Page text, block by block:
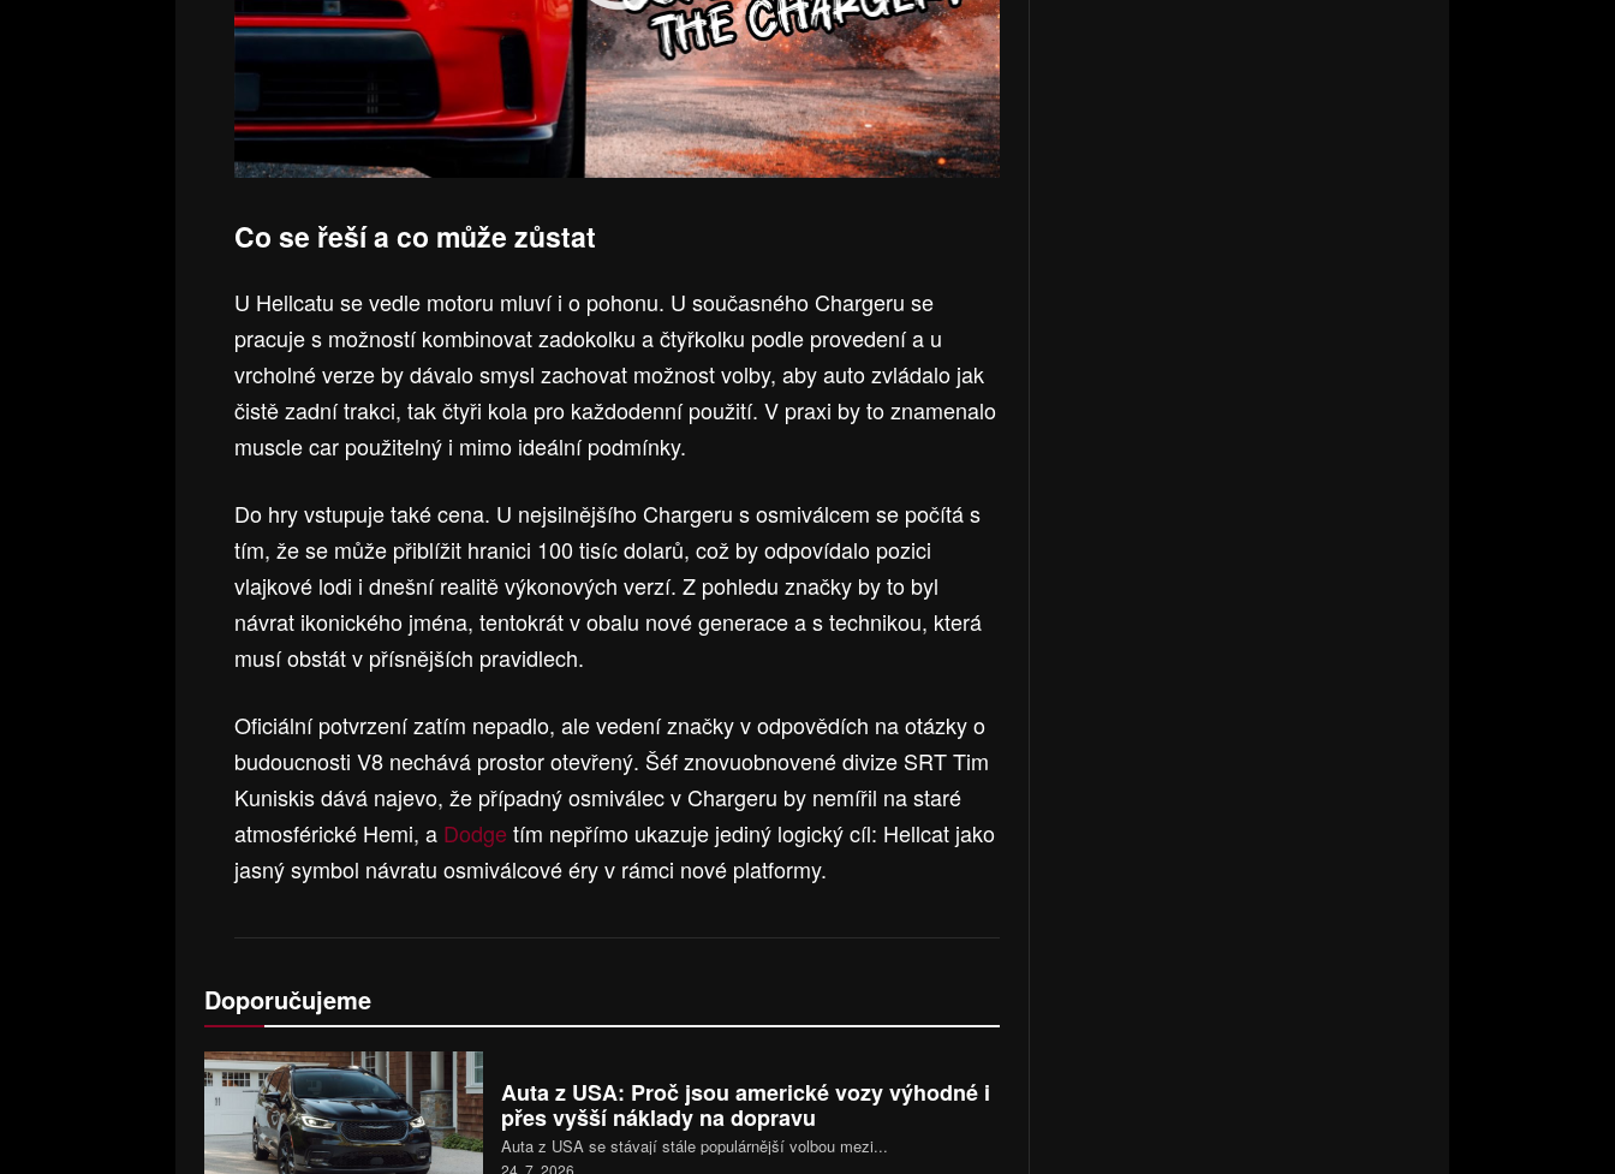
Co se řeší a co může zůstat
U Hellcatu se vedle motoru mluví i o pohonu. U současného Chargeru se
pracuje s možností kombinovat zadokolku a čtyřkolku podle provedení a u
vrcholné verze by dávalo smysl zachovat možnost volby, aby auto zvládalo jak
čistě zadní trakci, tak čtyři kola pro každodenní použití. V praxi by to znamenalo
muscle car použitelný i mimo ideální podmínky.
Do hry vstupuje také cena. U nejsilnějšího Chargeru s osmiválcem se počítá s
tím, že se může přiblížit hranici 100 tisíc dolarů, což by odpovídalo pozici
vlajkové lodi i dnešní realitě výkonových verzí. Z pohledu značky by to byl
návrat ikonického jména, tentokrát v obalu nové generace a s technikou, která
musí obstát v přísnějších pravidlech.
Oficiální potvrzení zatím nepadlo, ale vedení značky v odpovědích na otázky o
budoucnosti V8 nechává prostor otevřený. Šéf znovuobnovené divize SRT Tim
Kuniskis dává najevo, že případný osmiválec v Chargeru by nemířil na staré
atmosférické Hemi, a Dodge tím nepřímo ukazuje jediný logický cíl: Hellcat jako
jasný symbol návratu osmiválcové éry v rámci nové platformy.
Doporučujeme
Auta z USA: Proč jsou americké vozy výhodné i
přes vyšší náklady na dopravu
Auta z USA se stávají stále populárnější volbou mezi...